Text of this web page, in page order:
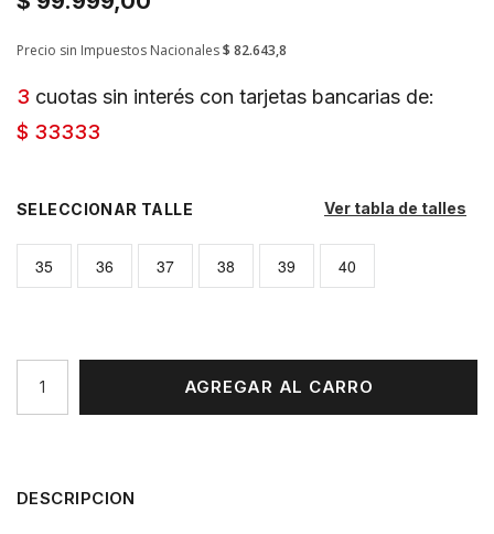
Precio sin Impuestos Nacionales$ 82.643,8
3 cuotas sin interés con tarjetas bancarias de:
$ 33333
Ver tabla de talles
TALLE
35 36 37 38 39 40
AGREGAR AL CARRO
DESCRIPCION